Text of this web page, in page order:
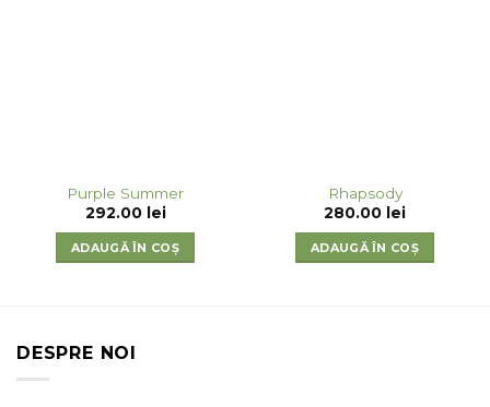
Purple Summer
292.00
lei
ADAUGĂ ÎN COȘ
Rhapsody
280.00
lei
ADAUGĂ ÎN COȘ
DESPRE NOI